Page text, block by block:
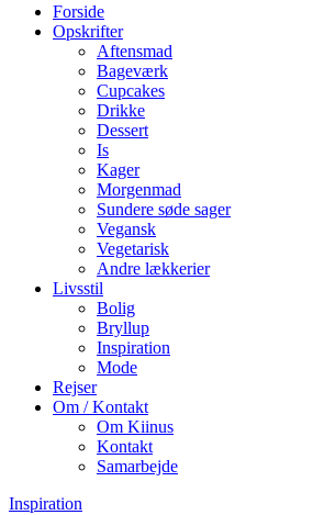
Forside
Opskrifter
Aftensmad
Bageværk
Cupcakes
Drikke
Dessert
Is
Kager
Morgenmad
Sundere søde sager
Vegansk
Vegetarisk
Andre lækkerier
Livsstil
Bolig
Bryllup
Inspiration
Mode
Rejser
Om / Kontakt
Om Kiinus
Kontakt
Samarbejde
Inspiration